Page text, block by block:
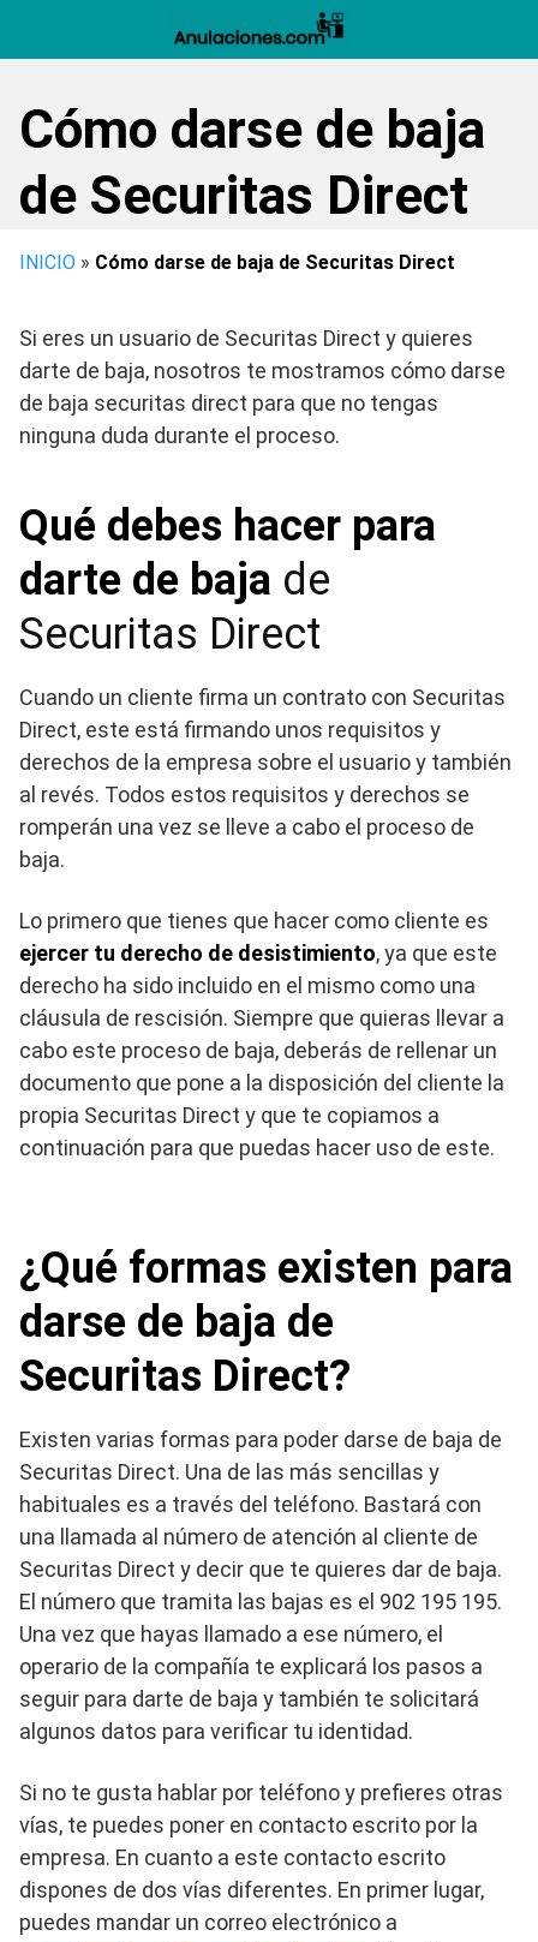
Cómo darse de baja
de Securitas Direct
INICIO » Cómo darse de baja de Securitas Direct
Si eres un usuario de Securitas Direct y quieres
darte de baja, nosotros te mostramos cómo darse
de baja securitas direct para que no tengas
ninguna duda durante el proceso.
Qué debes hacer para
darte de baja de
Securitas Direct
Cuando un cliente firma un contrato con Securitas
Direct, este está firmando unos requisitos y
derechos de la empresa sobre el usuario y también
al revés. Todos estos requisitos y derechos se
romperán una vez se lleve a cabo el proceso de
baja.
Lo primero que tienes que hacer como cliente es
ejercer tu derecho de desistimiento, ya que este
derecho ha sido incluido en el mismo como una
cláusula de rescisión. Siempre que quieras llevar a
cabo este proceso de baja, deberás de rellenar un
documento que pone a la disposición del cliente la
propia Securitas Direct y que te copiamos a
continuación para que puedas hacer uso de este.
¿Qué formas existen para
darse de baja de
Securitas Direct?
Existen varias formas para poder darse de baja de
Securitas Direct. Una de las más sencillas y
habituales es a través del teléfono. Bastará con
una llamada al número de atención al cliente de
Securitas Direct y decir que te quieres dar de baja.
El número que tramita las bajas es el 902 195 195.
Una vez que hayas llamado a ese número, el
operario de la compañía te explicará los pasos a
seguir para darte de baja y también te solicitará
algunos datos para verificar tu identidad.
Si no te gusta hablar por teléfono y prefieres otras
vías, te puedes poner en contacto escrito por la
empresa. En cuanto a este contacto escrito
dispones de dos vías diferentes. En primer lugar,
puedes mandar un correo electrónico a